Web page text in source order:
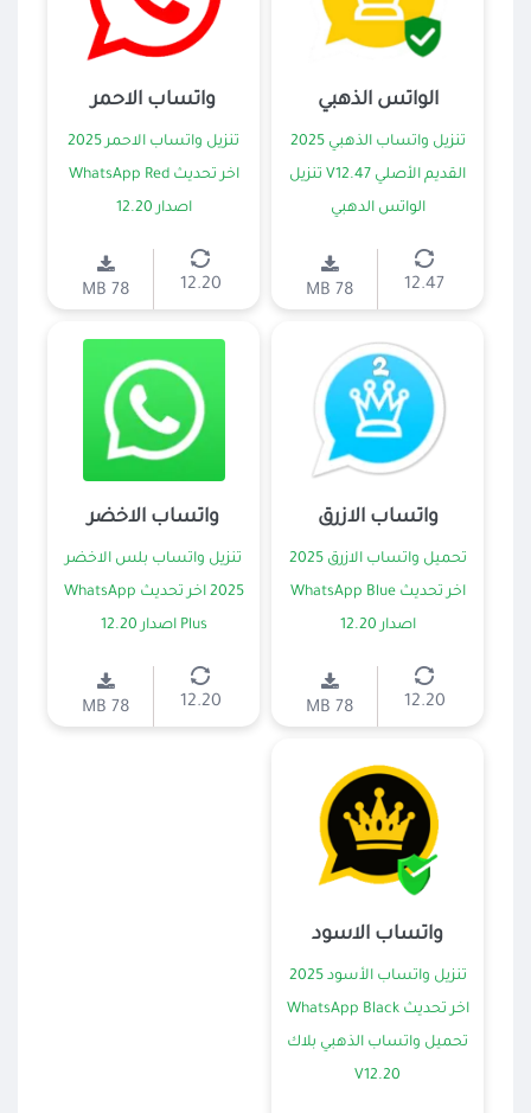
الواتس الذهبي
تنزيل واتساب الذهبي 2025
القديم الأصلي V12.47 تنزيل
الواتس الدهبي
12.47
78 MB
واتساب الاحمر
تنزيل واتساب الاحمر 2025
اخر تحديث WhatsApp Red
اصدار 12.20
12.20
78 MB
واتساب الازرق
تحميل واتساب الازرق 2025
اخر تحديث WhatsApp Blue
اصدار 12.20
12.20
78 MB
واتساب الاخضر
تنزيل واتساب بلس الاخضر
2025 اخر تحديث WhatsApp
Plus اصدار 12.20
12.20
78 MB
واتساب الاسود
تنزيل واتساب الأسود 2025
اخر تحديث WhatsApp Black
تحميل واتساب الذهبي بلاك
V12.20